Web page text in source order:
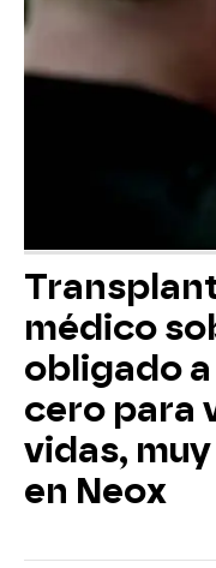
médico
obligado
cero para
vidas,
en Neox